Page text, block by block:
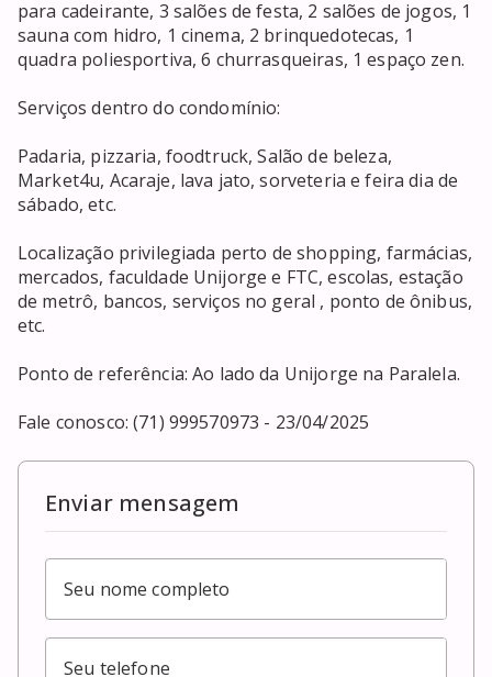
para cadeirante, 3 salões de festa, 2 salões de jogos, 1
sauna com hidro, 1 cinema, 2 brinquedotecas, 1
quadra poliesportiva, 6 churrasqueiras, 1 espaço zen.
Serviços dentro do condomínio:
Padaria, pizzaria, foodtruck, Salão de beleza,
Market4u, Acaraje, lava jato, sorveteria e feira dia de
sábado, etc.
Localização privilegiada perto de shopping, farmácias,
mercados, faculdade Unijorge e FTC, escolas, estação
de metrô, bancos, serviços no geral , ponto de ônibus,
etc.
Ponto de referência: Ao lado da Unijorge na Paralela.
Fale conosco: (71) 999570973 - 23/04/2025
Enviar mensagem